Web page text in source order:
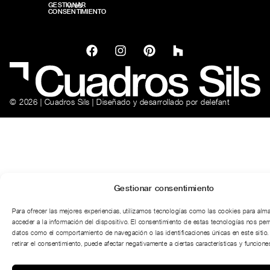
Gestionar consentimiento
Para ofrecer las mejores experiencias, utilizamos tecnologías como las cookies para
acceder a la información del dispositivo. El consentimiento de estas tecnologías nos
datos como el comportamiento de navegación o las identificaciones únicas en este
retirar el consentimiento, puede afectar negativamente a ciertas características y
GESTIONAR
CONSENTIMIENTO
web.
© 2026 | Cuadros Sils | Diseñado y desarrollado por delefant